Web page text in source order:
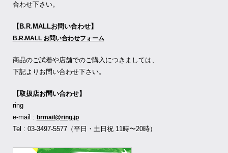
合わせ下さい。
【B.R.MALLお問い合わせ】
B.R.MALL お問い合わせフォーム
商品のご試着や店舗でのご購入につきましては、
下記よりお問い合わせ下さい。
【取扱店お問い合わせ】
ring
e-mail : brmail@ring.jp
Tel : 03-3497-5577（平日・土日祝 11時〜20時）